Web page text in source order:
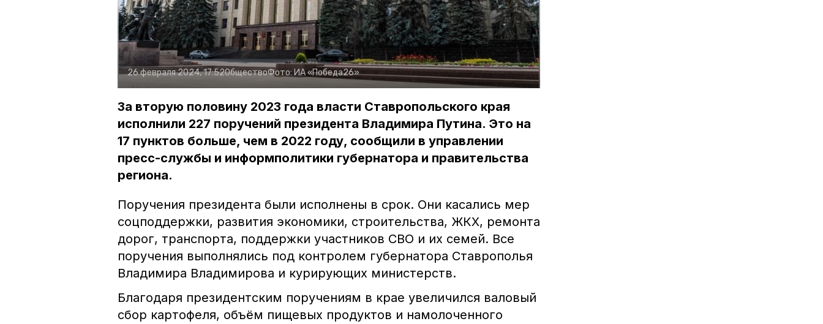
26 февраля 2024, 17:52ОбществоФото: ИА «Победа26»
За вторую половину 2023 года власти Ставропольского края
исполнили 227 поручений президента Владимира Путина. Это на
17 пунктов больше, чем в 2022 году, сообщили в управлении
пресс-службы и информполитики губернатора и правительства
региона.
Поручения президента были исполнены в срок. Они касались мер
соцподдержки, развития экономики, строительства, ЖКХ, ремонта
дорог, транспорта, поддержки участников СВО и их семей. Все
поручения выполнялись под контролем губернатора Ставрополья
Владимира Владимирова и курирующих министерств.
Благодаря президентским поручениям в крае увеличился валовый
сбор картофеля, объём пищевых продуктов и намолоченного